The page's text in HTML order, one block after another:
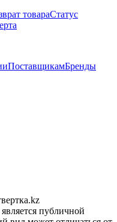
товараСтатус
ПоставщикамБренды
публичной